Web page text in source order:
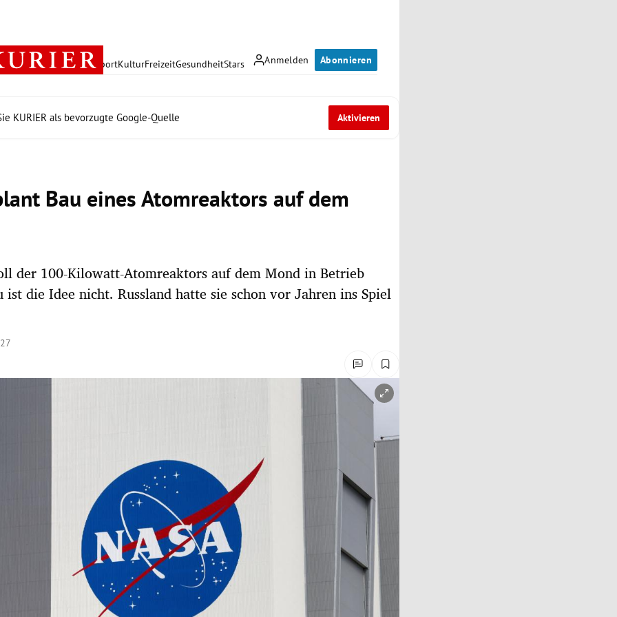
Anmelden Abonnieren
PolitikWirtschaft SportKulturFreizeitGesundheitStars
KURIER als bevorzugte Google-Quelle Aktivieren
Bau eines Atomreaktors auf dem
der 100-Kilowatt-Atomreaktors auf dem Mond in Betrieb
ist die Idee nicht. Russland hatte sie schon vor Jahren ins Spiel
öffnen/schließen